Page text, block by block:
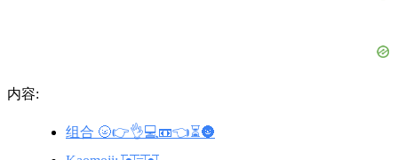
内容:
组合 🌝👉👌💻📼👈⏳🌚